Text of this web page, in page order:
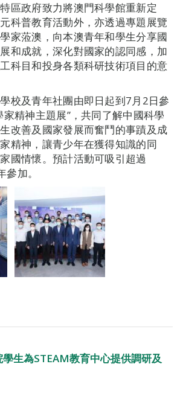
區政府致力將澳門科學館重新定
科普教育活動外，亦透過專題展覽
家蒞澳，向本澳青年和學生分享國
和成就，深化對國家的認同感，加
科目和投身各類科研技術項目的意
校及青年社團由即日起到7月2日參
精神主題展”，共同了解中國科學
改善及國家發展而奮鬥的事蹟及成
精神，讓青少年在獲得知識的同
國情懷。預計活動可吸引超過
加。
學生為STEAM教育中心提供調研及